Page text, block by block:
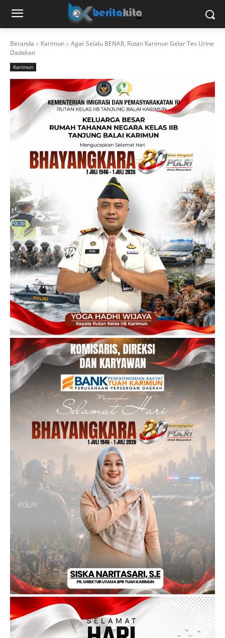
Beranda Karimun
Agar Selalu BENAR, Rutan Karimun Gelar Tes Urine
Dadakan
Karimun